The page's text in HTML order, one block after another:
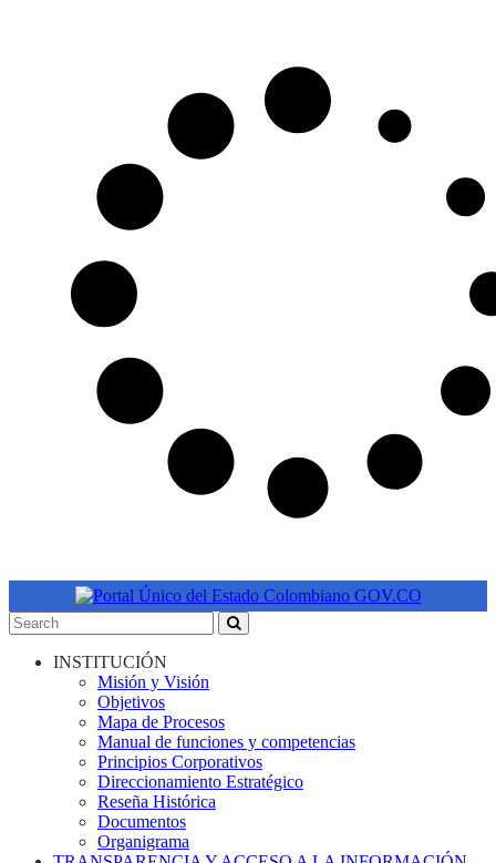
INSTITUCIÓN
Misión y Visión
Objetivos
Mapa de Procesos
Manual de funciones y competencias
Principios Corporativos
Direccionamiento Estratégico
Reseña Histórica
Documentos
Organigrama